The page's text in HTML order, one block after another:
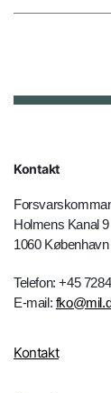
Kontakt
Holmens Kanal 9
1060 København
Telefon: +45
E-mail:
Kontakt